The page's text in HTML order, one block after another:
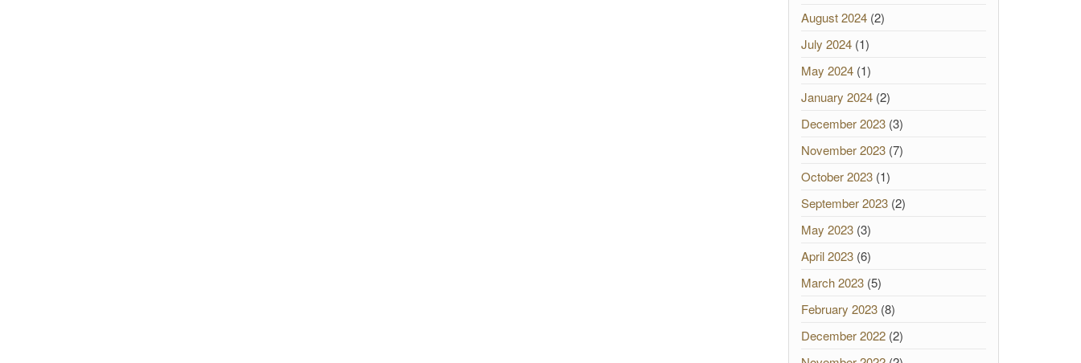
August 2024(2)
July 2024(1)
May 2024(1)
January 2024(2)
December 2023(3)
November 2023(7)
October 2023(1)
September 2023(2)
May 2023(3)
April 2023(6)
March 2023(5)
February 2023(8)
December 2022(2)